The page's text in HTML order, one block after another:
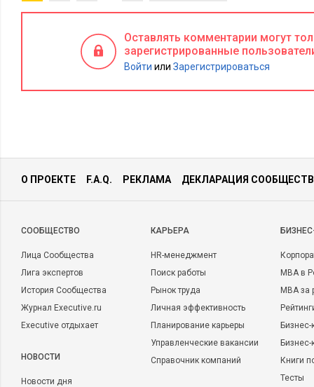
колоссальное негативное воздействие на современ­ную
Отчасти из-за критики капитализма в наше время многие
экономику могут протекционистские политические
Оставлять комментарии могут
зарегистрированные
Войти или Зарегистрироваться
О ПРОЕКТЕ F.A.Q. РЕКЛАМА ДЕКЛАРАЦИЯ
CООБЩЕСТВО
Лица Сообщества
Лига экспертов
История Сообщества
Журнал Executive.ru
Executive отдыхает
НОВОСТИ
Новости дня
КАРЬЕРА
HR-менеджмент
Поиск работы
Рынок труда
Личная эффективность
Планирование карьеры
Управленческие вакансии
Справочник компаний
MBA в
MBA
Бизнес-
Книги
Тесты